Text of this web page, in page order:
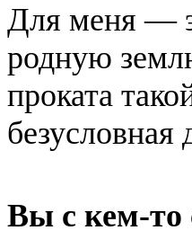
Для меня —
родную
проката
безусловная
Вы с кем-то